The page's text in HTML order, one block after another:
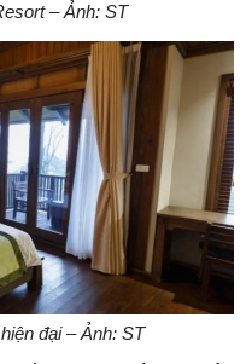
– Ảnh: ST
đại – Ảnh: ST